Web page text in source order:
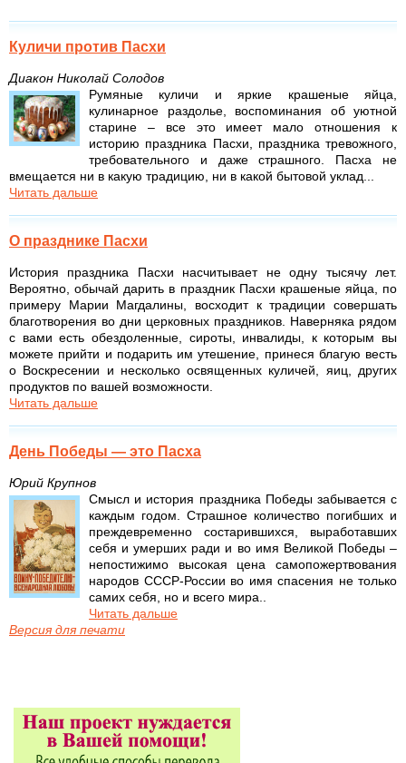
Куличи против Пасхи
Диакон Николай Солодов
Румяные куличи и яркие крашеные яйца,
кулинарное раздолье, воспоминания об уютной
старине – все это имеет мало отношения к
историю праздника Пасхи, праздника тревожного,
требовательного и даже страшного. Пасха не
вмещается ни в какую традицию, ни в какой бытовой уклад...
Читать дальше
О празднике Пасхи
История праздника Пасхи насчитывает не одну тысячу лет.
Вероятно, обычай дарить в праздник Пасхи крашеные яйца, по
примеру Марии Магдалины, восходит к традиции совершать
благотворения во дни церковных праздников. Наверняка рядом
с вами есть обездоленные, сироты, инвалиды, к которым вы
можете прийти и подарить им утешение, принеся благую весть
о Воскресении и несколько освященных куличей, яиц, других
продуктов по вашей возможности.
Читать дальше
День Победы — это Пасха
Юрий Крупнов
Смысл и история праздника Победы забывается с
каждым годом. Страшное количество погибших и
преждевременно состарившихся, выработавших
себя и умерших ради и во имя Великой Победы –
непостижимо высокая цена самопожертвования
народов СССР-России во имя спасения не только
самих себя, но и всего мира..
Читать дальше
Версия для печати